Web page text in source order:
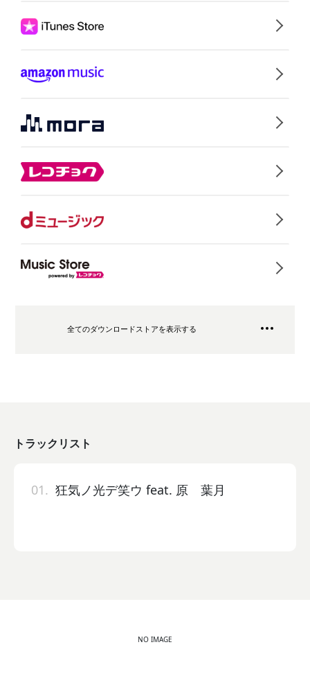
全てのダウンロードストアを表示する
トラックリスト
01. 狂気ノ光デ笑ウ feat. 原 葉月
NO IMAGE